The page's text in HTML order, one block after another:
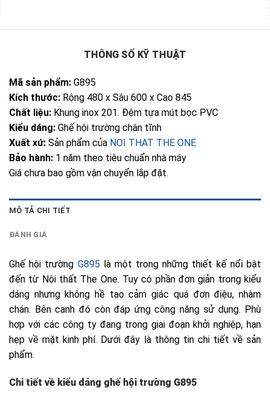
THÔNG SỐ KỸ THUẬT
Mã sản phẩm: G895
Kích thước: Rộng 480 x Sâu 600 x Cao 845
Chất liệu: Khung inox 201. Đệm tựa mút bọc PVC
Kiểu dáng: Ghế hội trường chân tĩnh
Xuất xứ: Sản phẩm của NOI THAT THE ONE
Bảo hành: 1 năm theo tiêu chuẩn nhà máy
Giá chưa bao gồm vận chuyển lắp đặt.
MÔ TẢ CHI TIẾT
ĐÁNH GIÁ